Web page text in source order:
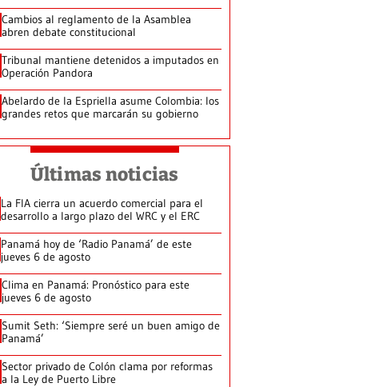
Cambios al reglamento de la Asamblea
abren debate constitucional
Tribunal mantiene detenidos a imputados en
Operación Pandora
Abelardo de la Espriella asume Colombia: los
grandes retos que marcarán su gobierno
Últimas noticias
La FIA cierra un acuerdo comercial para el
desarrollo a largo plazo del WRC y el ERC
Panamá hoy de ‘Radio Panamá’ de este
jueves 6 de agosto
Clima en Panamá: Pronóstico para este
jueves 6 de agosto
Sumit Seth: ‘Siempre seré un buen amigo de
Panamá’
Sector privado de Colón clama por reformas
a la Ley de Puerto Libre